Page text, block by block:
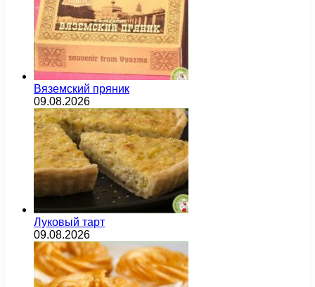
Вяземский пряник
09.08.2026
Луковый тарт
09.08.2026